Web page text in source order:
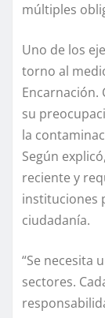
múltiples
Uno de los
torno al
Encarnación.
su
la
Según
reciente y
instituciones
ciudadanía.
“Se necesita
sectores.